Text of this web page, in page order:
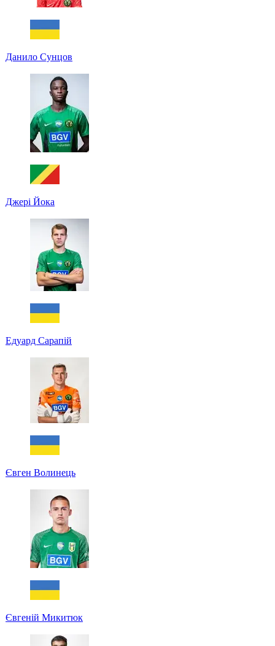
Данило Сунцов
Джері Йока
Едуард Сарапій
Євген Волинець
Євгеній Микитюк